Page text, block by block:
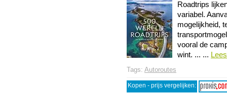
Roadtrips
variabel.
mogelijkheid,
vooral de
wint. ... ...
Tags: Autoroutes
Kopen - prijs vergelijken: